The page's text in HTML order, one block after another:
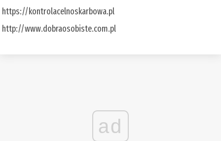
https://kontrolacelnoskarbowa.pl
http://www.dobraosobiste.com.pl
ad